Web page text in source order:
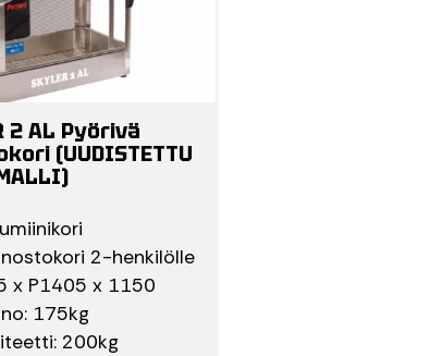
2 AL Pyörivä
(UUDISTETTU
2-henkilölle
x P1405 x 1150
175kg
200kg